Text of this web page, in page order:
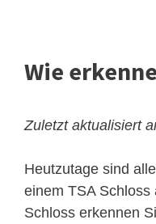
Wie
Zuletzt aktualisiert
Heutzutage sind
einem TSA Schloss
Schloss erkennen